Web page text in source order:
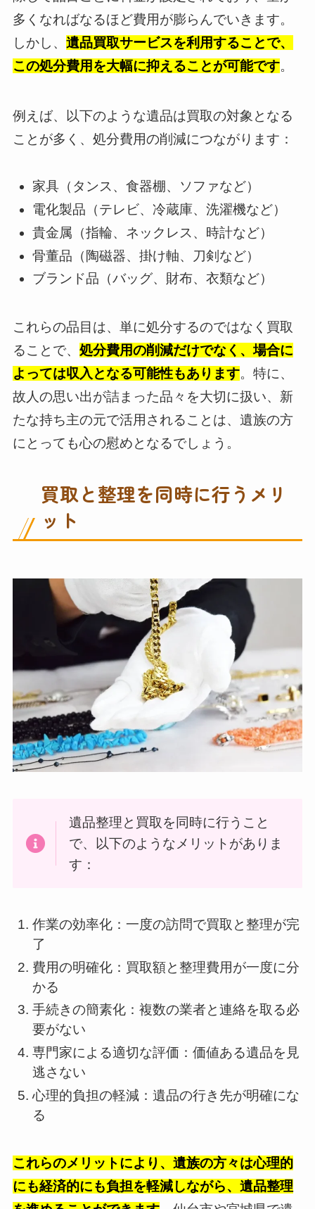
多くなればなるほど費用が膨らんでいきます。
しかし、 遺品買取サービスを利用することで、
この処分費用を大幅に抑えることが可能です。
例えば、以下のような遺品は買取の対象となる
ことが多く、処分費用の削減につながります：
家具（タンス、食器棚、ソファなど）
電化製品（テレビ、冷蔵庫、洗濯機など）
貴金属（指輪、ネックレス、時計など）
骨董品（陶磁器、掛け軸、刀剣など）
ブランド品（バッグ、財布、衣類など）
これらの品目は、単に処分するのではなく買取
ることで、 処分費用の削減だけでなく、場合に
よっては収入となる可能性もあります。特に、
故人の思い出が詰まった品々を大切に扱い、新
たな持ち主の元で活用されることは、遺族の方
にとっても心の慰めとなるでしょう。
買取と整理を同時に行うメリ
ット
遺品整理と買取を同時に行うこと
で、以下のようなメリットがありま
す：
作業の効率化：一度の訪問で買取と整理が完
了
費用の明確化：買取額と整理費用が一度に分
かる
手続きの簡素化：複数の業者と連絡を取る必
要がない
専門家による適切な評価：価値ある遺品を見
逃さない
心理的負担の軽減：遺品の行き先が明確にな
る
これらのメリットにより、遺族の方々は心理的
にも経済的にも負担を軽減しながら、遺品整理